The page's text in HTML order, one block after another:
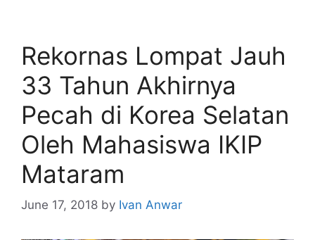
Rekornas Lompat Jauh
33 Tahun Akhirnya
Pecah di Korea Selatan
Oleh Mahasiswa IKIP
Mataram
June 17, 2018 by Ivan Anwar